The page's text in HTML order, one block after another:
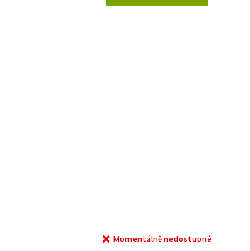
Momentálně nedostupné